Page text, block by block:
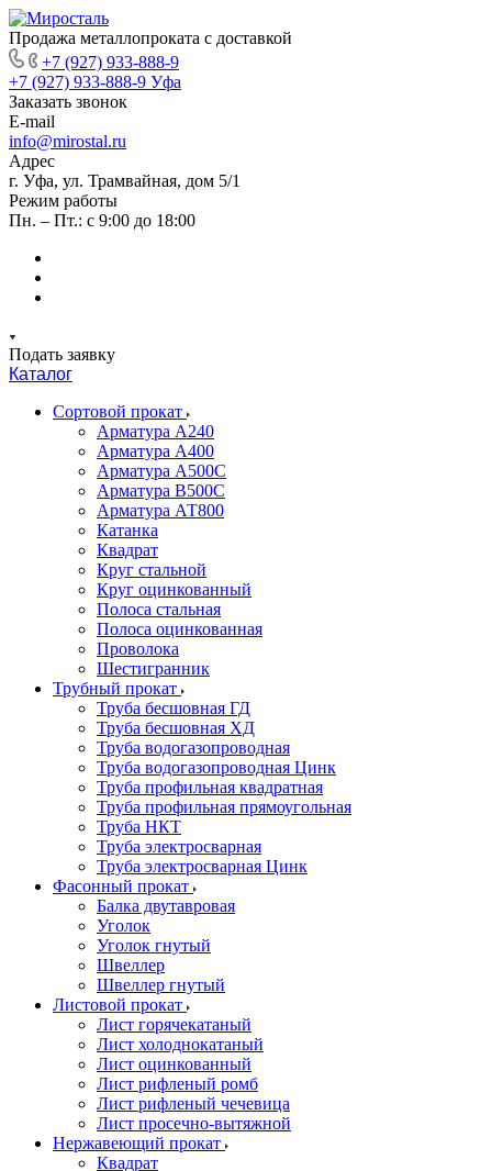
Продажа металлопроката с доставкой
+7 (927) 933-888-9
+7 (927) 933-888-9 Уфа
Заказать звонок
E-mail
info@mirostal.ru
Адрес
г. Уфа, ул. Трамвайная, дом 5/1
Режим работы
Пн. – Пт.: с 9:00 до 18:00
Подать заявку
Каталог
Сортовой прокат
Арматура А240
Арматура А400
Арматура А500C
Арматура В500С
Арматура АТ800
Катанка
Квадрат
Круг стальной
Круг оцинкованный
Полоса стальная
Полоса оцинкованная
Проволока
Шестигранник
Трубный прокат
Труба бесшовная ГД
Труба бесшовная ХД
Труба водогазопроводная
Труба водогазопроводная Цинк
Труба профильная квадратная
Труба профильная прямоугольная
Труба НКТ
Труба электросварная
Труба электросварная Цинк
Фасонный прокат
Балка двутавровая
Уголок
Уголок гнутый
Швеллер
Швеллер гнутый
Листовой прокат
Лист горячекатаный
Лист холоднокатаный
Лист оцинкованный
Лист рифленый ромб
Лист рифленый чечевица
Лист просечно-вытяжной
Нержавеющий прокат
Квадрат